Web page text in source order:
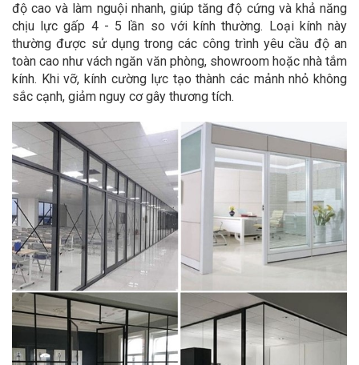
độ cao và làm nguội nhanh, giúp tăng độ cứng và khả năng
chịu lực gấp 4 - 5 lần so với kính thường. Loại kính này
thường được sử dụng trong các công trình yêu cầu độ an
toàn cao như vách ngăn văn phòng, showroom hoặc nhà tắm
kính. Khi vỡ, kính cường lực tạo thành các mảnh nhỏ không
sắc cạnh, giảm nguy cơ gây thương tích.